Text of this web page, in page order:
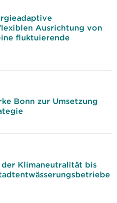
Ausrichtung von
fluktuierende
Bonn zur Umsetzung
Klimaneutralität bis